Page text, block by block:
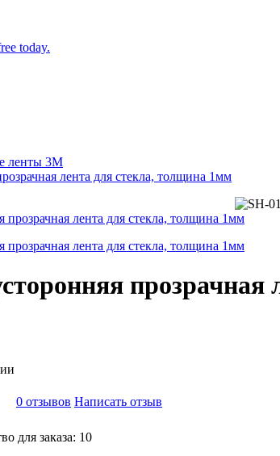
ленты 3М
лента для стекла, толщина 1мм
прозрачная
0 отзывов Написать отзыв
для заказа: 10